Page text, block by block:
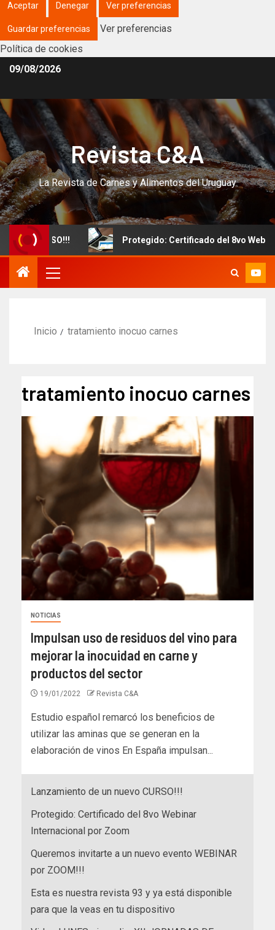
Aceptar Denegar Ver preferencias
Guardar preferencias
Ver preferencias
Política de cookies
09/08/2026
Revista C&A
La Revista de Carnes y Alimentos del Uruguay
CURSO!!! Protegido: Certificado del 8vo Webinar
Inicio tratamiento inocuo carnes
tratamiento inocuo carnes
NOTICIAS
Impulsan uso de residuos del vino para
mejorar la inocuidad en carne y
productos del sector
19/01/2022 Revista C&A
Estudio español remarcó los beneficios de
utilizar las aminas que se generan en la
elaboración de vinos En España impulsan...
Lanzamiento de un nuevo CURSO!!!
Protegido: Certificado del 8vo Webinar
Internacional por Zoom
Queremos invitarte a un nuevo evento WEBINAR
por ZOOM!!!
Esta es nuestra revista 93 y ya está disponible
para que la veas en tu dispositivo